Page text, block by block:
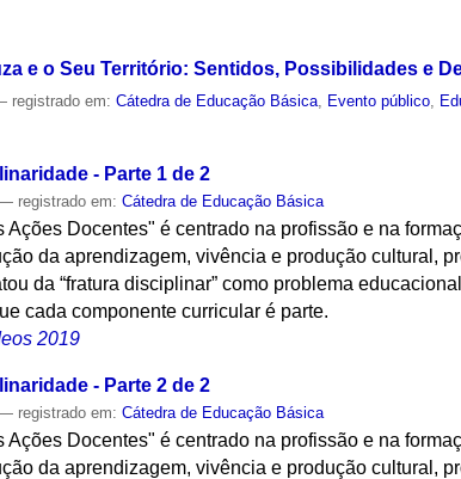
e o Seu Território: Sentidos, Possibilidades e
registrado em:Cátedra de Educação Básica Evento público
- Parte 1 de 2
registrado em:Cátedra de Educação Básica
Docentes" é centrado na profissão e na
da aprendizagem, vivência e produção cultural,
da “fratura disciplinar” como problema
cada componente curricular é parte.
2019
- Parte 2 de 2
registrado em:Cátedra de Educação Básica
Docentes" é centrado na profissão e na
da aprendizagem, vivência e produção cultural,